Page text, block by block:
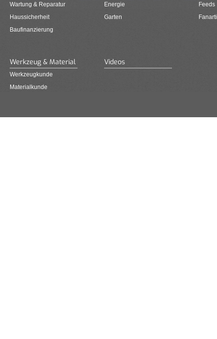
Wartung & Reparatur
Haussicherheit
Baufinanzierung
Energie
Garten
Feeds
Werkzeug & Material
Werkzeugkunde
Materialkunde
Videos